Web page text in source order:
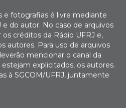
e fotografias é livre mediante
e do autor. No caso de arquivos
créditos da Rádio UFRJ e,
autores. Para uso de arquivos
mencionar o canal da
estejam explicitados, os autores.
à SGCOM/UFRJ, juntamente